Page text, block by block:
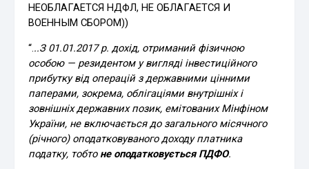
НЕОБЛАГАЕТСЯ НДФЛ, НЕ ОБЛАГАЕТСЯ И
ВОЕННЫМ СБОРОМ))
“...З 01.01.2017 р. дохід, отриманий фізичною
особою — резидентом у вигляді інвестиційного
прибутку від операцій з державними цінними
паперами, зокрема, облігаціями внутрішніх і
зовнішніх державних позик, емітованих Мінфіном
України, не включається до загального місячного
(річного) оподатковуваного доходу платника
податку, тобто не оподатковується ПДФО.